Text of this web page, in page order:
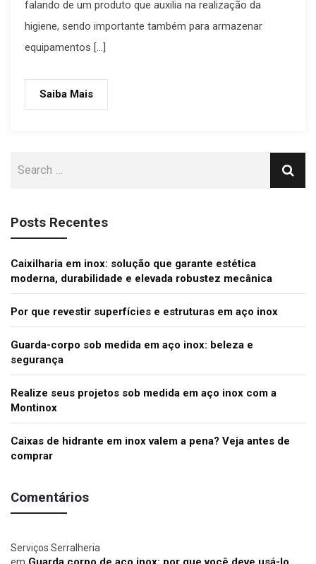
falando de um produto que auxilia na realização da
higiene, sendo importante também para armazenar
equipamentos […]
Saiba Mais
Posts Recentes
Caixilharia em inox: solução que garante estética
moderna, durabilidade e elevada robustez mecânica
Por que revestir superfícies e estruturas em aço inox
Guarda-corpo sob medida em aço inox: beleza e
segurança
Realize seus projetos sob medida em aço inox com a
Montinox
Caixas de hidrante em inox valem a pena? Veja antes de
comprar
Comentários
Serviços Serralheria